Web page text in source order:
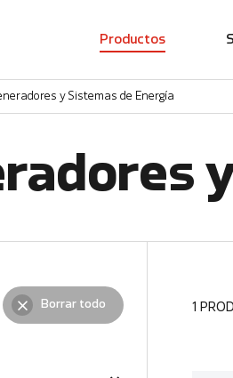
Productos
y Sistemas de Energía
Borrar todo 1